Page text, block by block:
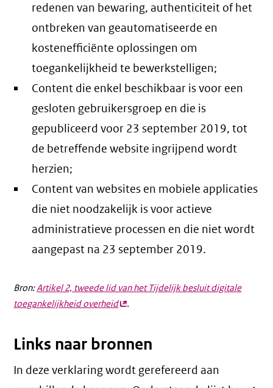
redenen van bewaring, authenticiteit of het
ontbreken van geautomatiseerde en
kostenefficiënte oplossingen om
toegankelijkheid te bewerkstelligen;
Content die enkel beschikbaar is voor een
gesloten gebruikersgroep en die is
gepubliceerd voor 23 september 2019, tot
de betreffende website ingrijpend wordt
herzien;
Content van websites en mobiele applicaties
die niet noodzakelijk is voor actieve
administratieve processen en die niet wordt
aangepast na 23 september 2019.
Bron:Artikel 2, tweede lid van het Tijdelijk besluit digitale
toegankelijkheid overheid(externe
.
Links naar bronnen
In deze verklaring wordt gerefereerd aan